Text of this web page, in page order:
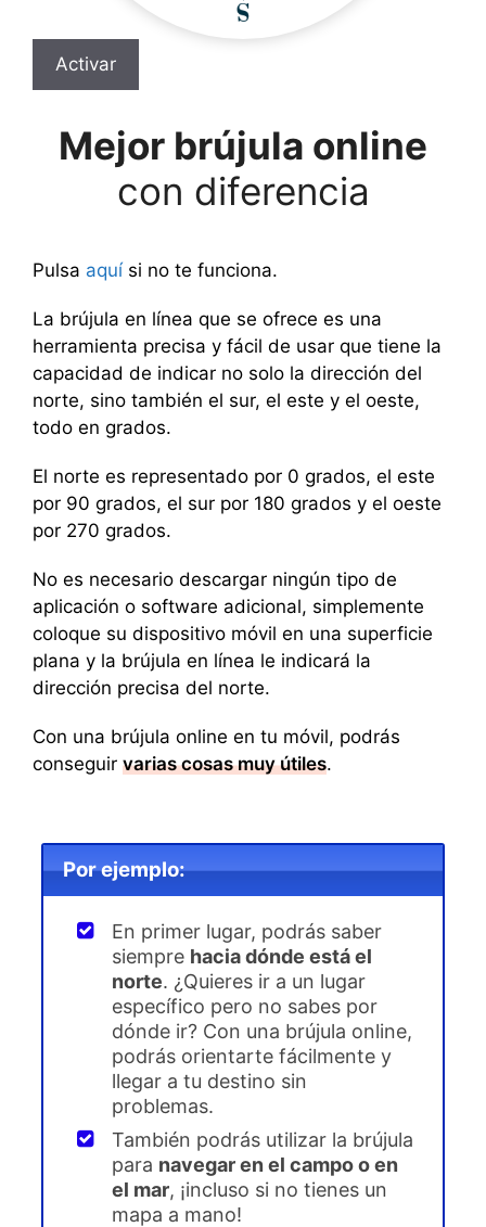
Activar
Mejor brújula online
con diferencia
Pulsa aquísi no te funciona.
La brújula en línea que se ofrece es una
herramienta precisa y fácil de usar que tiene la
capacidad de indicar no solo la dirección del
norte, sino también el sur, el este y el oeste,
todo en grados.
El norte es representado por 0 grados, el este
por 90 grados, el sur por 180 grados y el oeste
por 270 grados.
No es necesario descargar ningún tipo de
aplicación o software adicional, simplemente
coloque su dispositivo móvil en una superficie
plana y la brújula en línea le indicará la
dirección precisa del norte.
Con una brújula online en tu móvil, podrás
conseguir varias cosas muy útiles.
Por ejemplo:
En primer lugar, podrás saber
siempre hacia dónde está el
norte. ¿Quieres ir a un lugar
específico pero no sabes por
dónde ir? Con una brújula online,
podrás orientarte fácilmente y
llegar a tu destino sin
problemas.
También podrás utilizar la brújula
para navegar en el campo o en
el mar, ¡incluso si no tienes un
mapa a mano!